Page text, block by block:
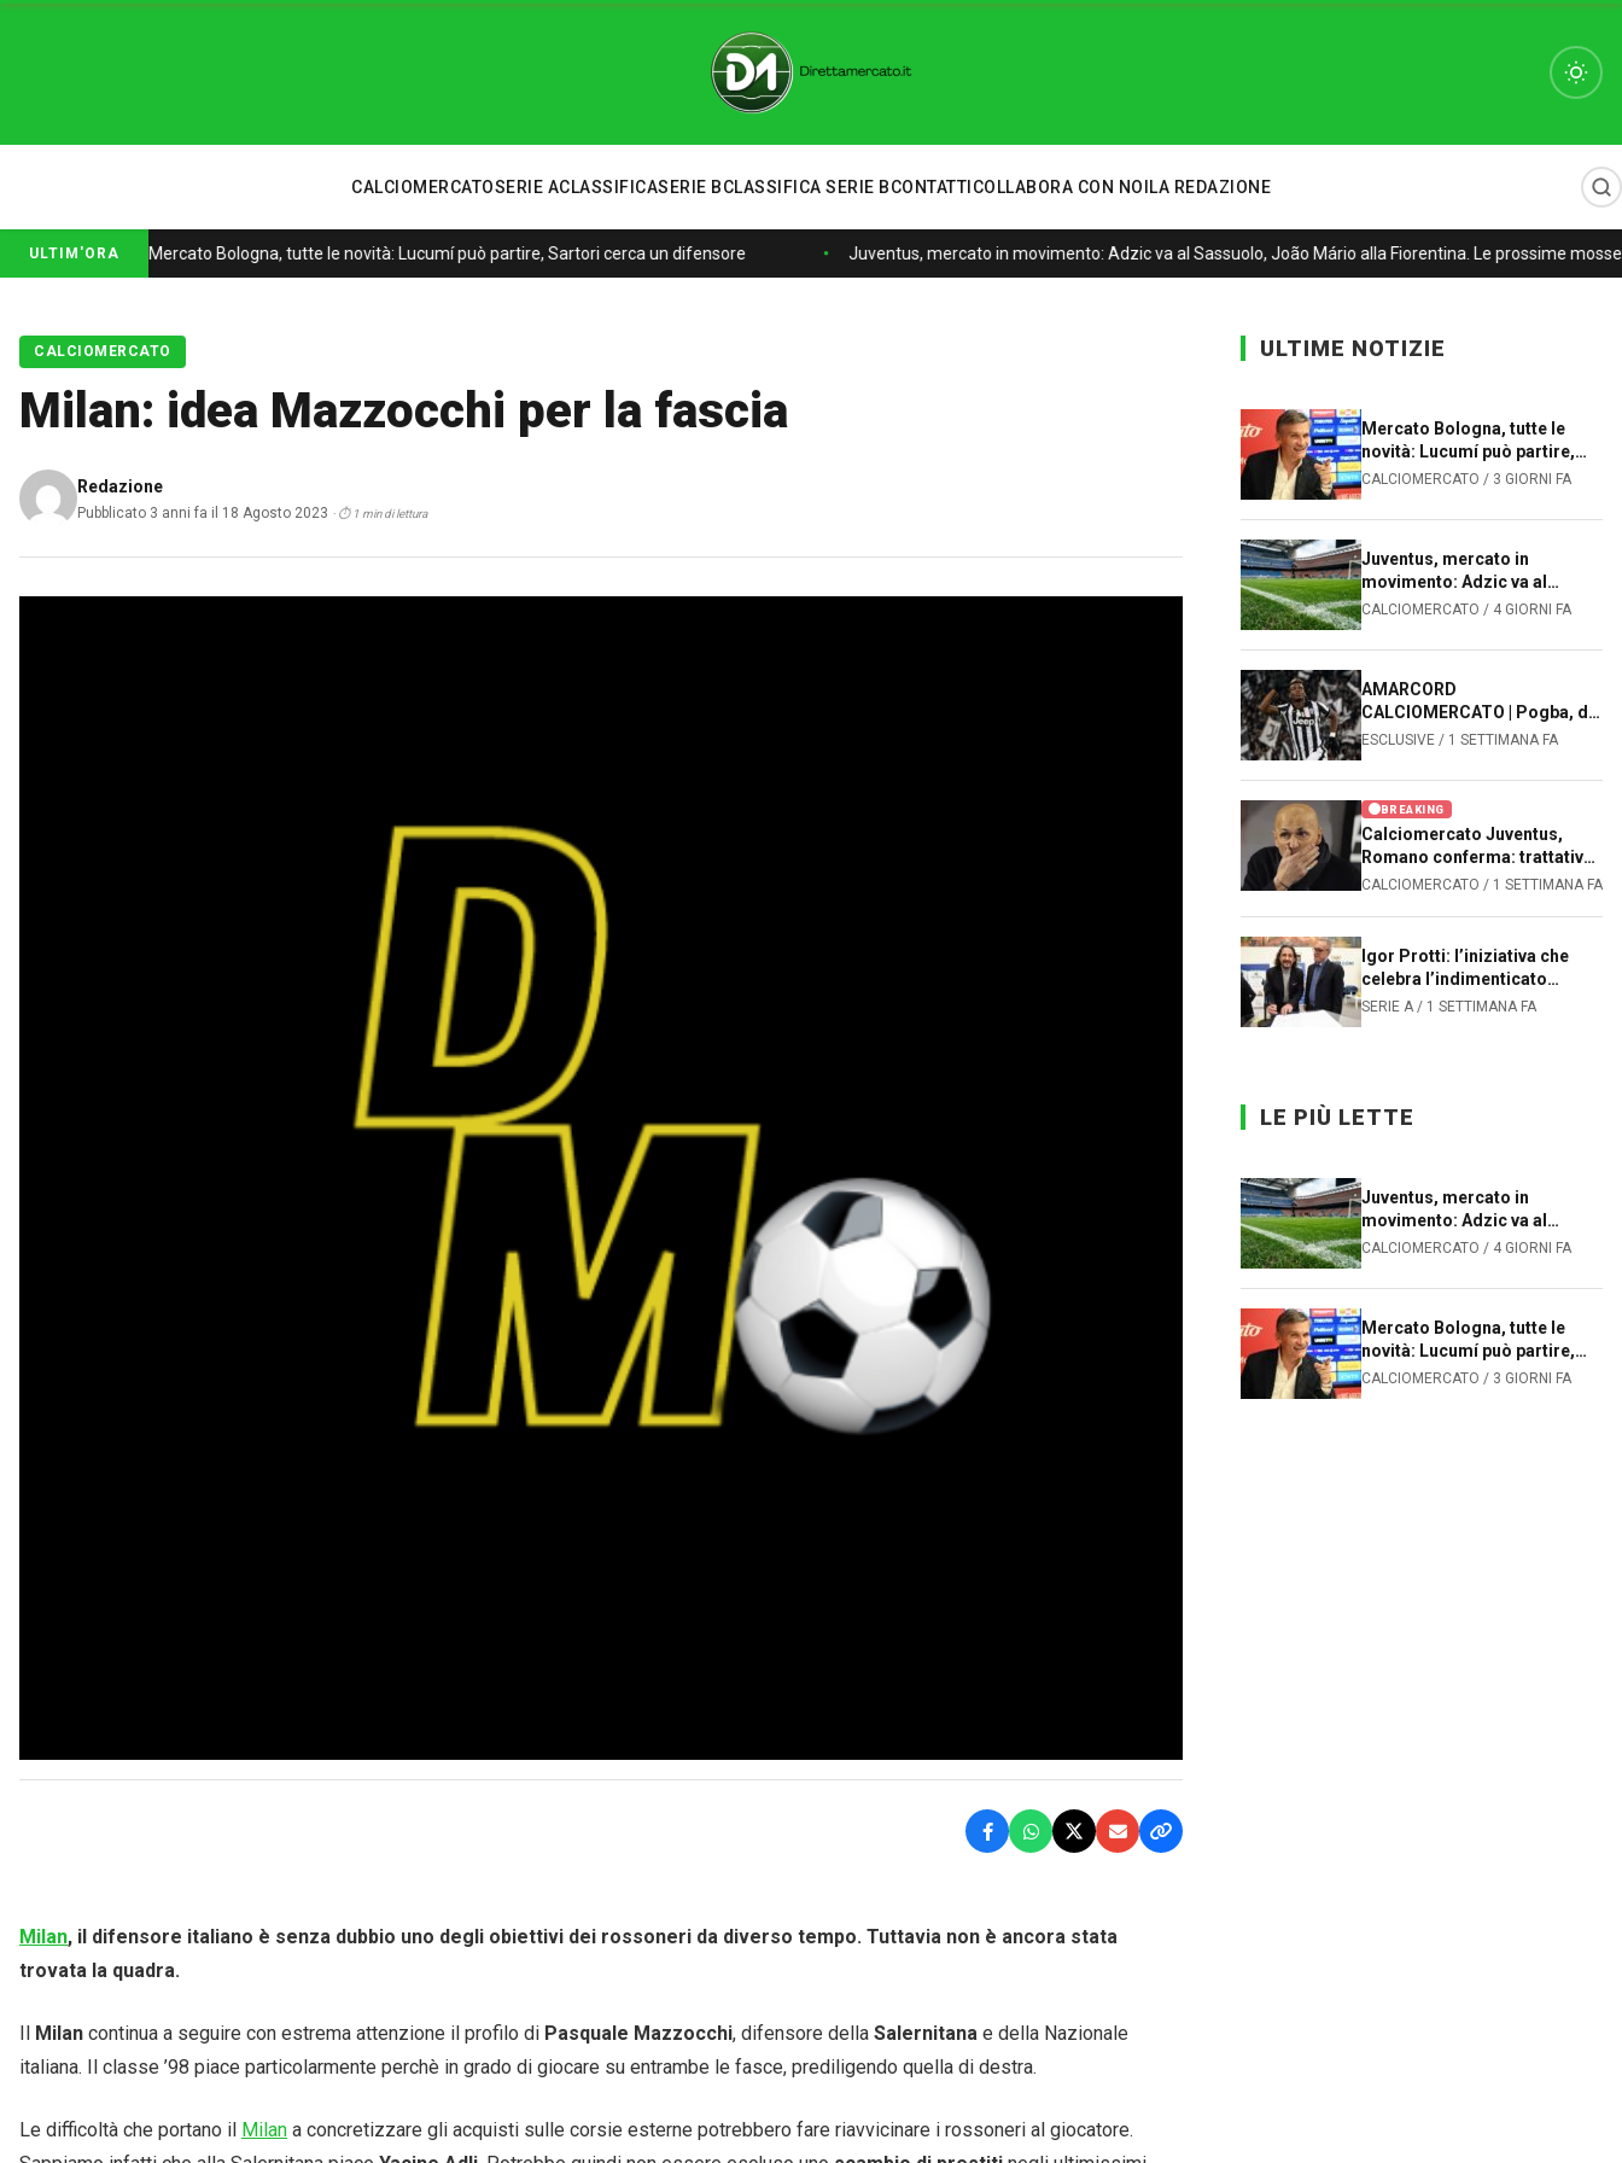
CLASSIFICA
Contatti
La Redazione
CALCIOMERCATOSERIE ACLASSIFICASERIE BCLASSIFICA SERIE BCONTATTI COLLABORA CON NOI LA REDAZIONE
ULTIM'ORA Mercato Bologna, tutte le novità: Lucumí può partire, Sartori cerca un difensore Juventus, mercato in movimento: Adzic va al Sassuolo, João Mário alla Fiorentina. Le prossime mosse
CALCIOMERCATO
Milan: idea Mazzocchi per la fascia
Redazione
Pubblicato 3 anni fa il 18 Agosto 2023 · ⏱ 1 min di lettura
Milan, il difensore italiano è senza dubbio uno degli obiettivi dei rossoneri da diverso tempo. Tuttavia non è ancora stata
trovata la quadra.
Il Milan continua a seguire con estrema attenzione il profilo di Pasquale Mazzocchi, difensore della Salernitana e della Nazionale
italiana. Il classe ’98 piace particolarmente perchè in grado di giocare su entrambe le fasce, prediligendo quella di destra.
Le difficoltà che portano il Milan a concretizzare gli acquisti sulle corsie esterne potrebbero fare riavvicinare i rossoneri al giocatore.
ULTIME NOTIZIE
Mercato Bologna, tutte le
novità: Lucumí può partire,
Sartori cerca un difensore
CALCIOMERCATO / 3 GIORNI FA
Juventus, mercato in
movimento: Adzic va al
Sassuolo, João Mário alla
mosse dei bianconeri
CALCIOMERCATO / 4 GIORNI FA
AMARCORD
CALCIOMERCATO | Pogba, da
zero a 105 milioni: il
mercato mondiale
ESCLUSIVE / 1 SETTIMANA FA
BREAKING
Calciomercato Juventus,
Romano conferma: trattativa
avanzata per Kolo Muani
CALCIOMERCATO / 1 SETTIMANA FA
Igor Protti: l’iniziativa che
celebra l’indimenticato
bomber
SERIE A / 1 SETTIMANA FA
LE PIÙ LETTE
Juventus, mercato in
movimento: Adzic va al
Sassuolo, João Mário alla
mosse dei bianconeri
CALCIOMERCATO / 4 GIORNI FA
Mercato Bologna, tutte le
novità: Lucumí può partire,
Sartori cerca un difensore
CALCIOMERCATO / 3 GIORNI FA